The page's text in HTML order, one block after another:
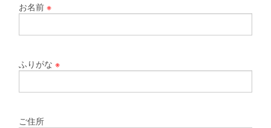
お名前 ※
ふりがな ※
ご住所